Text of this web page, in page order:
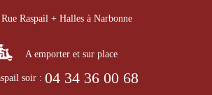
Raspail + Halles à Narbonne
A emporter et sur place
soir : 04 34 36 00 68